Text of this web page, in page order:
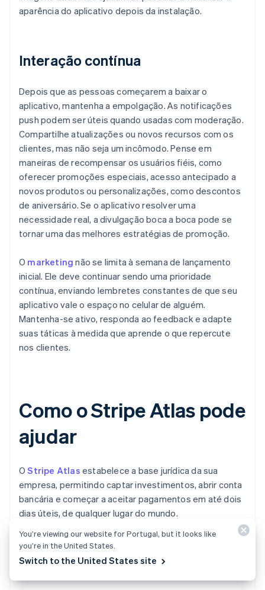
aparência do aplicativo depois da instalação.
Interação contínua
Depois que as pessoas começarem a baixar o
aplicativo, mantenha a empolgação. As notificações
push podem ser úteis quando usadas com moderação.
Compartilhe atualizações ou novos recursos com os
clientes, mas não seja um incômodo. Pense em
maneiras de recompensar os usuários fiéis, como
oferecer promoções especiais, acesso antecipado a
novos produtos ou personalizações, como descontos
de aniversário. Se o aplicativo resolver uma
necessidade real, a divulgação boca a boca pode se
tornar uma das melhores estratégias de promoção.
O marketing não se limita à semana de lançamento
inicial. Ele deve continuar sendo uma prioridade
contínua, enviando lembretes constantes de que seu
aplicativo vale o espaço no celular de alguém.
Mantenha-se ativo, responda ao feedback e adapte
suas táticas à medida que aprende o que repercute
nos clientes.
Como o Stripe Atlas pode
ajudar
OStripe Atlas estabelece a base jurídica da sua
empresa, permitindo captar investimentos, abrir conta
bancária e começar a aceitar pagamentos em até dois
dias úteis, de qualquer lugar do mundo.
Mais de 75 mil empresas já foram constituídas com o
Atlas, incluindo startups apoiadas por investidores de
You’re viewing our website for Portugal, but it looks like
you’re in the United States.
Switch to the United States site